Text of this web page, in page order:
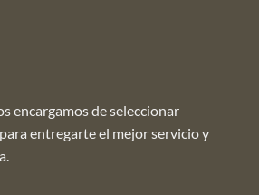
encargamos de seleccionar
entregarte el mejor servicio y